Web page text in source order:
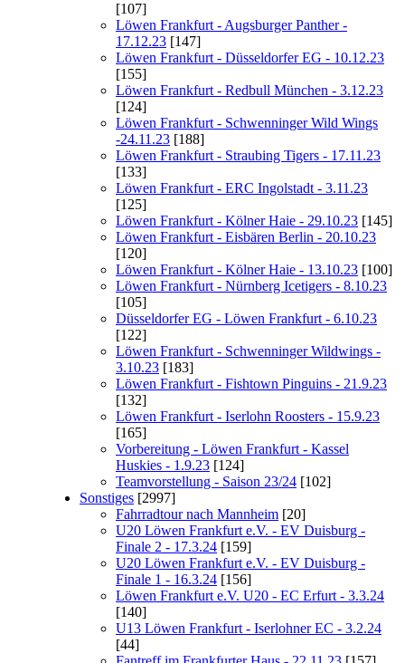
[107]
Löwen Frankfurt - Augsburger Panther -
17.12.23 [147]
Löwen Frankfurt - Düsseldorfer EG - 10.12.23
[155]
Löwen Frankfurt - Redbull München - 3.12.23
[124]
Löwen Frankfurt - Schwenninger Wild Wings
-24.11.23 [188]
Löwen Frankfurt - Straubing Tigers - 17.11.23
[133]
Löwen Frankfurt - ERC Ingolstadt - 3.11.23
[125]
Löwen Frankfurt - Kölner Haie - 29.10.23 [145]
Löwen Frankfurt - Eisbären Berlin - 20.10.23
[120]
Löwen Frankfurt - Kölner Haie - 13.10.23 [100]
Löwen Frankfurt - Nürnberg Icetigers - 8.10.23
[105]
Düsseldorfer EG - Löwen Frankfurt - 6.10.23
[122]
Löwen Frankfurt - Schwenninger Wildwings -
3.10.23 [183]
Löwen Frankfurt - Fishtown Pinguins - 21.9.23
[132]
Löwen Frankfurt - Iserlohn Roosters - 15.9.23
[165]
Vorbereitung - Löwen Frankfurt - Kassel
Huskies - 1.9.23 [124]
Teamvorstellung - Saison 23/24 [102]
Sonstiges [2997]
Fahrradtour nach Mannheim [20]
U20 Löwen Frankfurt e.V. - EV Duisburg -
Finale 2 - 17.3.24 [159]
U20 Löwen Frankfurt e.V. - EV Duisburg -
Finale 1 - 16.3.24 [156]
Löwen Frankfurt e.V. U20 - EC Erfurt - 3.3.24
[140]
U13 Löwen Frankfurt - Iserlohner EC - 3.2.24
[44]